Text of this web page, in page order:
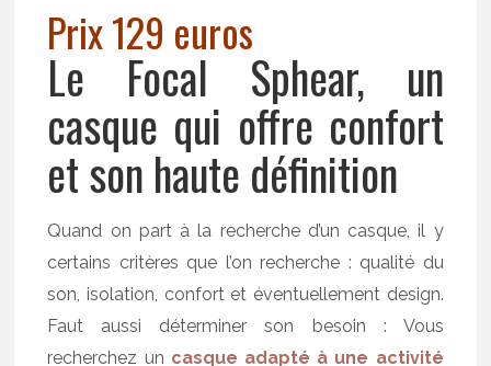
Prix 129 euros
Le Focal Sphear, un
casque qui offre confort
et son haute définition
Quand on part à la recherche d’un casque, il y
certains critères que l’on recherche : qualité du
son, isolation, confort et éventuellement design.
Faut aussi déterminer son besoin : Vous
recherchez un casque adapté à une activité